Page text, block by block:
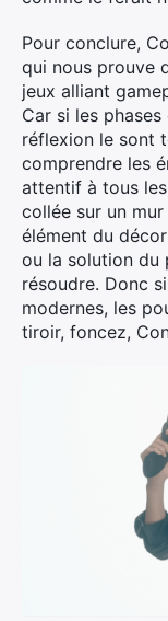
Pour conclure,
qui nous prouve
jeux alliant
Car si les
réflexion le sont
comprendre les
attentif à tous
collée sur un
élément du
ou la solution du
résoudre. Donc
modernes, les
tiroir, foncez,